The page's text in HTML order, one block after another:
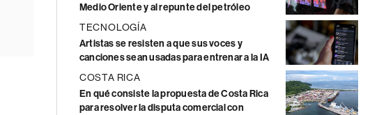
Medio Oriente y al repunte del petróleo
TECNOLOGÍA
Artistas se resisten a que sus voces y
canciones sean usadas para entrenar a la IA
COSTA RICA
En qué consiste la propuesta de Costa Rica
para resolver la disputa comercial con